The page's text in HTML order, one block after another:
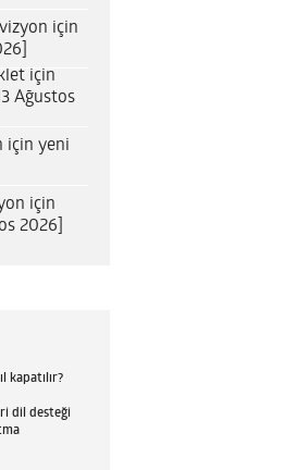
için
için
Ağustos
için yeni
için
2026]
kapatılır?
dil desteği